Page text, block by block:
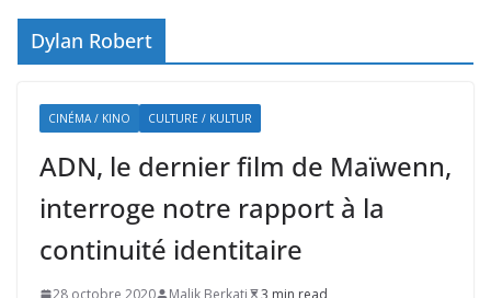
Dylan Robert
CINÉMA / KINO CULTURE / KULTUR
ADN, le dernier film de Maïwenn,
interroge notre rapport à la
continuité identitaire
28 octobre 2020 Malik Berkati
3 min read